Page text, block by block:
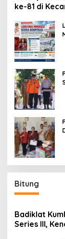
ke-81 di
Bitung
Badiklat
Series III,